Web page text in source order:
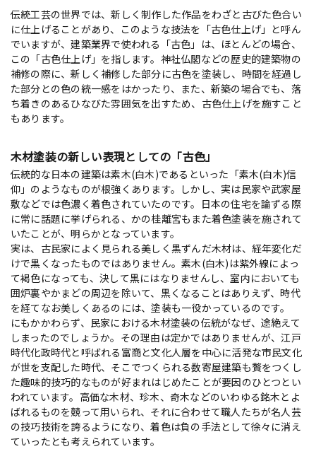
伝統工芸の世界では、新しく制作した作品をわざと古びた色合い
に仕上げることがあり、このような技法を「古色仕上げ」と呼ん
でいますが、建築業界で使われる「古色」は、ほとんどの場合、
この「古色仕上げ」を指します。神社仏閣などの歴史的建築物の
補修の際に、新しく補修した部分に古色を塗装し、時間を経過し
た部分との色の統一感をはかったり、また、新築の場合でも、落
ち着きのあるひなびた雰囲気を出すため、古色仕上げを施すこと
もあります。
木材塗装の新しい表現としての「古色」
伝統的な日本の建築は素木(白木)であるといった「素木(白木)信
仰」のようなものが根強くあります。しかし、実は民家や武家屋
敷などでは色濃く着色されていたのです。日本の住宅を論ずる際
に常に話題に挙げられる、かの桂離宮もまた着色塗装を施されて
いたことが、明らかとなっています。
実は、古民家によく見られる美しく黒ずんだ木材は、経年変化だ
けで黒くなったものではありません。素木(白木)は紫外線によっ
て褐色になっても、決して黒にはなりませんし、室内においても
囲炉裏やかまどの周辺を除いて、黒くなることはありえず、時代
を経てなお美しくあるのには、塗装も一役かっているのです。
にもかかわらず、民家における木材塗装の伝統がなぜ、途絶えて
しまったのでしょうか。その理由は定かではありませんが、江戸
時代化政時代と呼ばれる富商と文化人層を中心に活発な市民文化
が世を支配した時代、そこでつくられる数寄屋建築も贅をつくし
た趣味的技巧的なものが好まれはじめたことが要因のひとつとい
われています。高価な木材、珍木、奇木などのいわゆる銘木とよ
ばれるものを競って用いられ、それに合わせて職人たちが名人芸
の技巧技術を誇るようになり、着色は負の手法として徐々に消え
ていったとも考えられています。